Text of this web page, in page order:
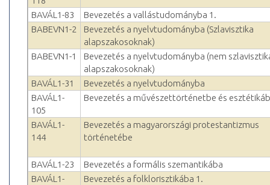
BAVÁL1-83
Bevezetés a vallástudományba 1.
BABEVN1-2
Bevezetés a nyelvtudományba (Szlavisztika
alapszakosoknak)
BABEVN1-1
Bevezetés a nyelvtudományba (nem
alapszakosoknak)
BAVÁL1-31
Bevezetés a nyelvtudományba
BAVÁL1-
105
Bevezetés a művészettörténetbe és
BAVÁL1-
144
Bevezetés a magyarországi protestantizmus
történetébe
BAVÁL1-23
Bevezetés a formális szemantikába
BAVÁL1-
Bevezetés a folklorisztikába 1.